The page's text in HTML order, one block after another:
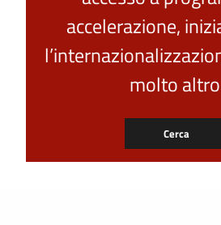
accelerazione,
molto
Cerca